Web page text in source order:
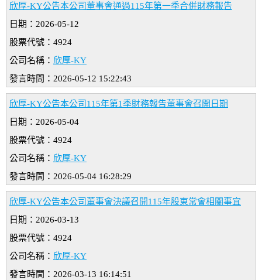
欣厚-KY公告本公司董事會通過115年第一季合併財務報告
日期：2026-05-12
股票代號：4924
公司名稱： 欣厚-KY
發言時間：2026-05-12 15:22:43
欣厚-KY公告本公司115年第1季財務報告董事會召開日期
日期：2026-05-04
股票代號：4924
公司名稱： 欣厚-KY
發言時間：2026-05-04 16:28:29
欣厚-KY公告本公司董事會決議召開115年股東常會相關事宜
日期：2026-03-13
股票代號：4924
公司名稱： 欣厚-KY
發言時間：2026-03-13 16:14:51